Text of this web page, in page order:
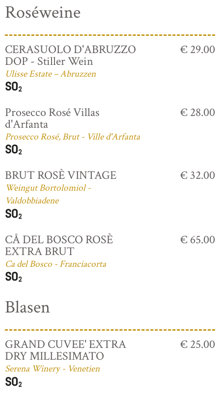
Roséweine
CERASUOLO D'ABRUZZO
DOP - Stiller Wein
Ulisse Estate – Abruzzen
€ 29.00
Prosecco Rosé Villas
d'Arfanta
Prosecco Rosé, Brut - Ville d'Arfanta
€ 28.00
BRUT ROSÈ VINTAGE
Weingut Bortolomiol -
Valdobbiadene
€ 32.00
CÅ DEL BOSCO ROSÈ
EXTRA BRUT
Ca del Bosco - Franciacorta
€ 65.00
Blasen
GRAND CUVEE' EXTRA
DRY MILLESIMATO
Serena Winery - Venetien
€ 25.00